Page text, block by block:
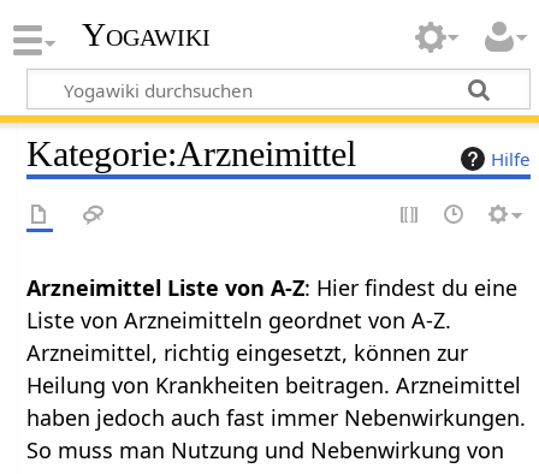
Yogawiki
Hilfe
Kategorie:Arzneimittel
Arzneimittel Liste von A-Z: Hier findest du eine
Liste von Arzneimitteln geordnet von A-Z.
Arzneimittel, richtig eingesetzt, können zur
Heilung von Krankheiten beitragen. Arzneimittel
haben jedoch auch fast immer Nebenwirkungen.
So muss man Nutzung und Nebenwirkung von